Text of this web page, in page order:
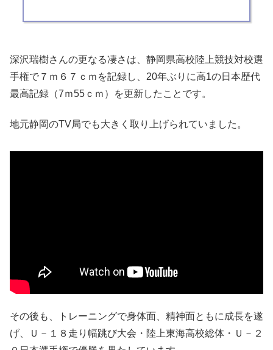
深沢瑞樹さんの更なる凄さは、静岡県高校陸上競技対校選
手権で７ｍ６７ｃｍを記録し、20年ぶりに高1の日本歴代
最高記録（7ｍ55ｃｍ）を更新したことです。
地元静岡のTV局でも大きく取り上げられていました。
その後も、トレーニングで身体面、精神面ともに成長を遂
げ、Ｕ－１８走り幅跳び大会・陸上東海高校総体・Ｕ－２